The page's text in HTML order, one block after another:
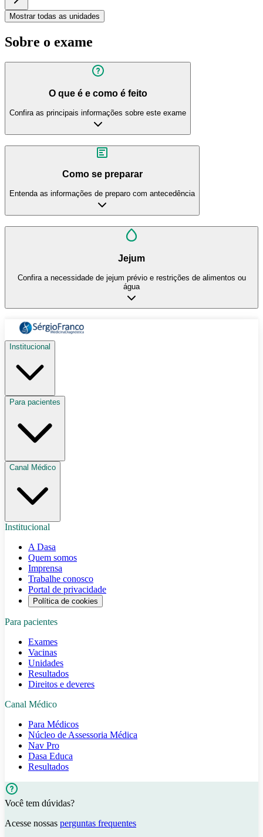
Mostrar todas as unidades
Sobre o exame
O que é e como é feito
Confira as principais informações sobre este exame
Como se preparar
Entenda as informações de preparo com antecedência
Jejum
Confira a necessidade de jejum prévio e restrições de alimentos ou
água
Institucional
Para pacientes
Canal Médico
Institucional
A Dasa
Quem somos
Imprensa
Trabalhe conosco
Portal de privacidade
Política de cookies
Para pacientes
Exames
Vacinas
Unidades
Resultados
Direitos e deveres
Canal Médico
Para Médicos
Núcleo de Assessoria Médica
Nav Pro
Dasa Educa
Resultados
Você tem dúvidas?
Acesse nossas perguntas frequentes